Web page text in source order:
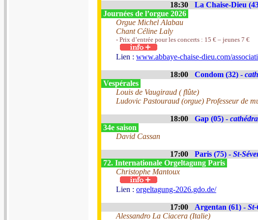
18:30 La Chaise-Dieu
Journées de l’orgue 2026
Orgue Michel Alabau
Chant Céline Laly
- Prix d’entrée pour les concerts : 15 € – jeunes 7 €
Lien : www.abbaye-chaise-dieu.com/
18:00 Condom (32) -
Vespérales
Louis de Vaugiraud ( flûte)
Ludovic Pastouraud (orgue) Professeur de
18:00 Gap (05) -
34e saison
David Cassan
17:00 Paris (75) - St-
72. Internationale Orgeltagung Paris
Christophe Mantoux
Lien : orgeltagung-2026.gdo.de/
17:00 Argentan (61) -
Alessandro La Ciacera (Italie)